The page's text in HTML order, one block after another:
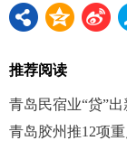
推荐阅读
青岛民宿业“贷”
青岛胶州推12项